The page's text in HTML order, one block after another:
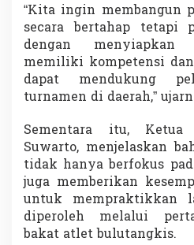
“Kita ingin membangun
secara bertahap tetapi
dengan
memiliki kompetensi
dapat mendukung
turnamen di daerah,”
Sementara itu, Ketua
Suwarto, menjelaskan
tidak hanya berfokus
juga memberikan
untuk mempraktikkan
diperoleh melalui
bakat atlet bulutangkis.